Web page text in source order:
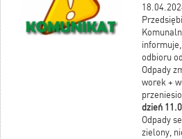
Tel. 606
odbioru
Odpady
worek +
dzień
Odpady
zielony,